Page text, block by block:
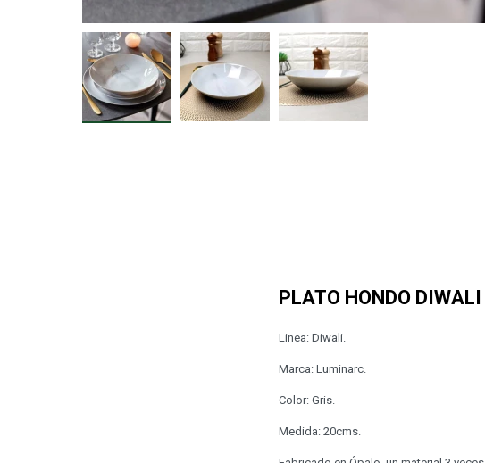
PLATO HONDO
Linea: Diwali.
Marca: Luminarc.
Color: Gris.
Medida: 20cms.